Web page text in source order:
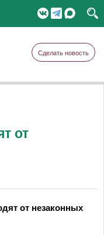
Сделать новость
от
от незаконных